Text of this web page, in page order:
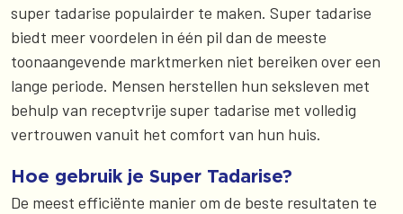
super tadarise populairder te maken. Super tadarise
biedt meer voordelen in één pil dan de meeste
toonaangevende marktmerken niet bereiken over een
lange periode. Mensen herstellen hun seksleven met
behulp van receptvrije super tadarise met volledig
vertrouwen vanuit het comfort van hun huis.
Hoe gebruik je Super Tadarise?
De meest efficiënte manier om de beste resultaten te